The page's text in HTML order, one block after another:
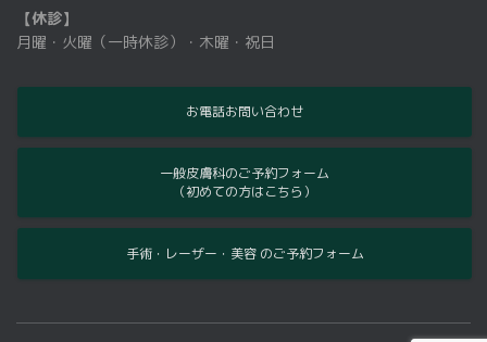
【休診】
月曜・火曜（一時休診）・木曜・祝日
お電話お問い合わせ
一般皮膚科のご予約フォーム
（初めての方はこちら）
手術・レーザー・美容 のご予約フォーム